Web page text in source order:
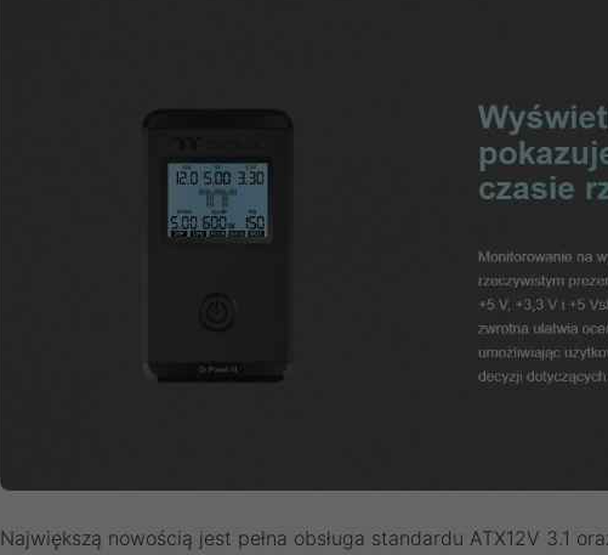
Największą nowością jest pełna obsługa standardu ATX12V 3.1